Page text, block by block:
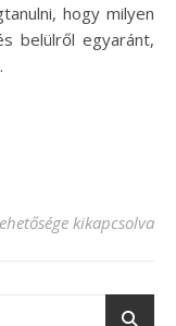
hogy milyen
belülről egyaránt,
bejegyzéshez
kikapcsolva